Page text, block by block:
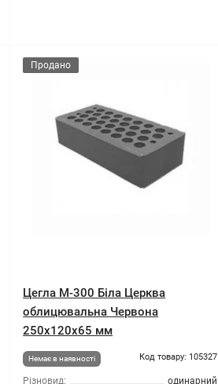
Продано
Цегла М-300 Біла Церква
облицювальна Червона
250х120х65 мм
Немає в наявності Код товару: 105327
Різновид: одинарний